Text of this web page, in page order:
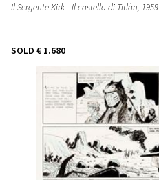
Il Sergente Kirk - Il castello di Titlàn, 1959
SOLD € 1.680